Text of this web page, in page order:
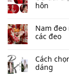
hôn
Nam
các đeo
Cách
dáng